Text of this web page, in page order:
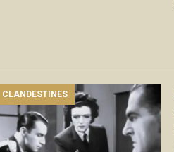
CLANDESTINES